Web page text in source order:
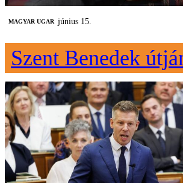
MAGYAR UGAR június 15.
Szent Benedek